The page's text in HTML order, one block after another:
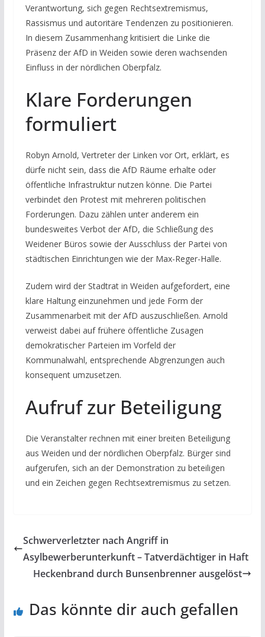
Verantwortung, sich gegen Rechtsextremismus,
Rassismus und autoritäre Tendenzen zu positionieren.
In diesem Zusammenhang kritisiert die Linke die
Präsenz der AfD in Weiden sowie deren wachsenden
Einfluss in der nördlichen Oberpfalz.
Klare Forderungen
formuliert
Robyn Arnold, Vertreter der Linken vor Ort, erklärt, es
dürfe nicht sein, dass die AfD Räume erhalte oder
öffentliche Infrastruktur nutzen könne. Die Partei
verbindet den Protest mit mehreren politischen
Forderungen. Dazu zählen unter anderem ein
bundesweites Verbot der AfD, die Schließung des
Weidener Büros sowie der Ausschluss der Partei von
städtischen Einrichtungen wie der Max-Reger-Halle.
Zudem wird der Stadtrat in Weiden aufgefordert, eine
klare Haltung einzunehmen und jede Form der
Zusammenarbeit mit der AfD auszuschließen. Arnold
verweist dabei auf frühere öffentliche Zusagen
demokratischer Parteien im Vorfeld der
Kommunalwahl, entsprechende Abgrenzungen auch
konsequent umzusetzen.
Aufruf zur Beteiligung
Die Veranstalter rechnen mit einer breiten Beteiligung
aus Weiden und der nördlichen Oberpfalz. Bürger sind
aufgerufen, sich an der Demonstration zu beteiligen
und ein Zeichen gegen Rechtsextremismus zu setzen.
Schwerverletzter nach Angriff in
Asylbewerberunterkunft – Tatverdächtiger in Haft
Heckenbrand durch Bunsenbrenner ausgelöst
Das könnte dir auch gefallen